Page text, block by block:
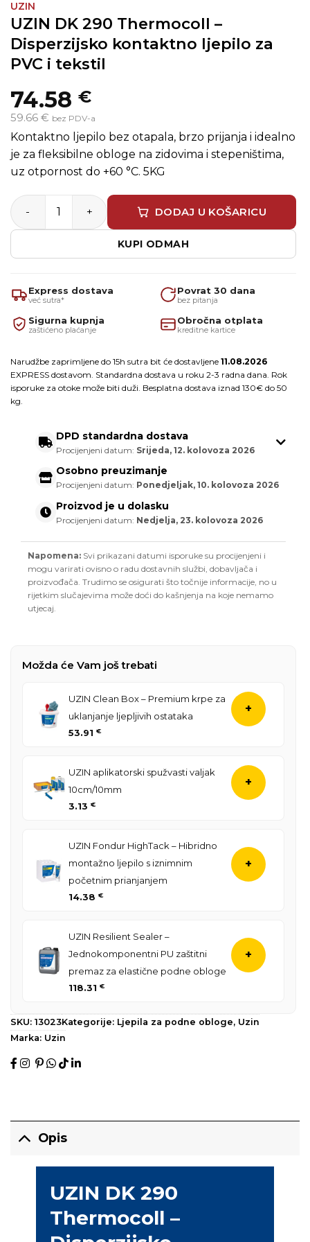
UZIN
UZIN DK 290 Thermocoll –
Disperzijsko kontaktno ljepilo za
PVC i tekstil
74.58 €
59.66 € bez PDV-a
Kontaktno ljepilo bez otapala, brzo prijanja i idealno
je za fleksibilne obloge na zidovima i stepeništima,
uz otpornost do +60 °C. 5KG
UZIN DK 290 Thermocoll – Disperzijsko kontaktno
DODAJ U KOŠARICU
KUPI ODMAH
Express dostava
već sutra*
Povrat 30 dana
bez pitanja
Sigurna kupnja
zaštićeno plaćanje
Obročna otplata
kreditne kartice
Narudžbe zaprimljene do 15h sutra bit će dostavljene 11.08.2026
EXPRESS dostavom. Standardna dostava u roku 2-3 radna dana. Rok
isporuke za otoke može biti duži. Besplatna dostava iznad 130€ do 50
kg.
DPD standardna dostava
Procijenjeni datum: Srijeda, 12. kolovoza 2026
Osobno preuzimanje
Procijenjeni datum: Ponedjeljak, 10. kolovoza 2026
Proizvod je u dolasku
Procijenjeni datum: Nedjelja, 23. kolovoza 2026
Napomena: Svi prikazani datumi isporuke su procijenjeni i
mogu varirati ovisno o radu dostavnih službi, dobavljača i
proizvođača. Trudimo se osigurati što točnije informacije, no u
rijetkim slučajevima može doći do kašnjenja na koje nemamo
utjecaj.
Možda će Vam još trebati
UZIN Clean Box – Premium krpe za
uklanjanje ljepljivih ostataka
53.91 €
+
UZIN aplikatorski spužvasti valjak
10cm/10mm
3.13 €
+
UZIN Fondur HighTack – Hibridno
montažno ljepilo s iznimnim
početnim prianjanjem
14.38 €
+
UZIN Resilient Sealer –
Jednokomponentni PU zaštitni
premaz za elastične podne obloge
118.31 €
+
SKU: 13023Kategorije: Ljepila za podne obloge, Uzin
Marka: Uzin
Opis
UZIN DK 290
Thermocoll –